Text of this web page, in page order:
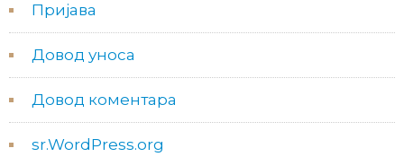
Пријава
Довод уноса
Довод коментара
sr.WordPress.org